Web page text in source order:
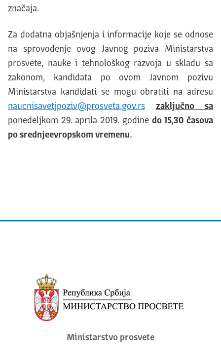
značaja.
Za dodatna objašnjenja i informacije koje se odnose
na sprovođenje ovog Javnog poziva Ministarstva
prosvete, nauke i tehnološkog razvoja u skladu sa
zakonom, kandidata po ovom Javnom pozivu
Ministarstva kandidati se mogu obratiti na adresu
naucnisavetjpoziv@prosveta.gov.rs
zaključno sa
ponedeljkom 29. aprila 2019. godine do 15,30 časova
po srednjeevropskom vremenu.
Ministarstvo prosvete